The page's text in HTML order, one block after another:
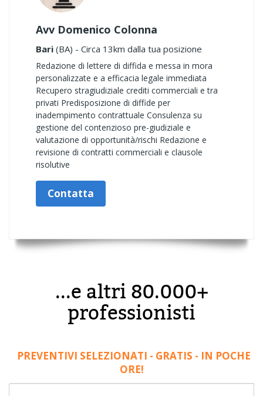
Avv Domenico Colonna
Bari (BA) - Circa 13km dalla tua posizione
Redazione di lettere di diffida e messa in mora
personalizzate e a efficacia legale immediata
Recupero stragiudiziale crediti commerciali e tra
privati Predisposizione di diffide per
inadempimento contrattuale Consulenza su
gestione del contenzioso pre-giudiziale e
valutazione di opportunità/rischi Redazione e
revisione di contratti commerciali e clausole
risolutive
Contatta
...e altri 80.000+
professionisti
PREVENTIVI SELEZIONATI - GRATIS - IN POCHE
ORE!